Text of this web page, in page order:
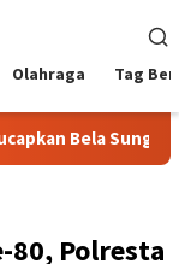
Olahraga Tag
Sungkawa,
80, Polresta